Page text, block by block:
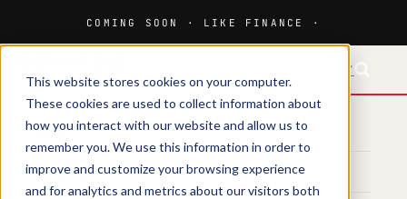
This website stores cookies on your computer.
These cookies are used to collect information about
how you interact with our website and allow us to
remember you. We use this information in order to
improve and customize your browsing experience
and for analytics and metrics about our visitors both
HOME
MEDIA